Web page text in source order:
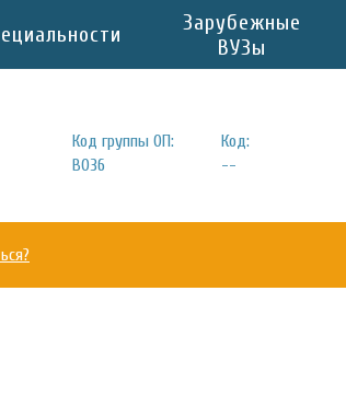
Зарубежные
ВУЗы
Код группы ОП:
B036
Код:
--